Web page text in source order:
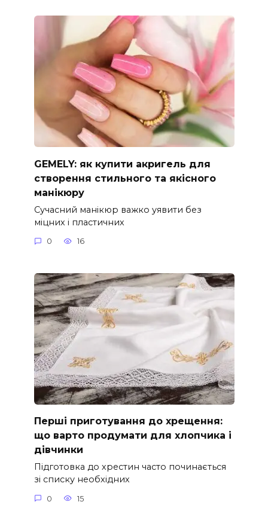
GEMELY: як купити акригель для
створення стильного та якісного
манікюру
Сучасний манікюр важко уявити без
міцних і пластичних
0 16
Перші приготування до хрещення:
що варто продумати для хлопчика і
дівчинки
Підготовка до хрестин часто починається
зі списку необхідних
0 15